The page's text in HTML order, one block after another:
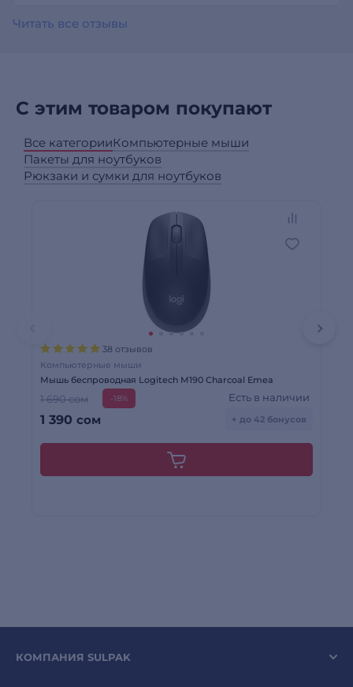
Читать все отзывы
С этим товаром покупают
Все категорииКомпьютерные мыши
Пакеты для ноутбуков
Рюкзаки и сумки для ноутбуков
38 отзывов
Компьютерные мыши
Мышь беспроводная Logitech M190 Charcoal Emea
1 690 сом -18%
1 390 сом
Есть в наличии
+ до 42 бонусов
КОМПАНИЯ SULPAK